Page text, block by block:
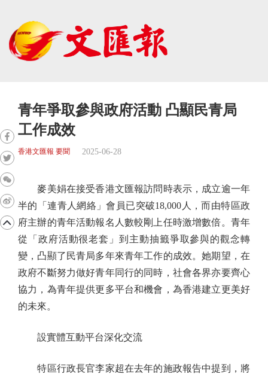
青年爭取參與政府活動 凸顯民青局
工作成效
香港文匯報 要聞 2025-06-28
麥美娟在接受香港文匯報訪問時表示，成立逾一年
半的「連青人網絡」會員已突破18,000人，而由特區政
府主辦的青年活動報名人數較剛上任時激增數倍。青年
從「政府活動很老套」到主動抽籤爭取參與的觀念轉
變，凸顯了民青局多年來青年工作的成效。她期望，在
政府不斷努力做好青年同行的同時，社會各界亦要齊心
協力，為青年提供更多平台和機會，為香港建立更美好
的未來。
設實體互動平台深化交流
特區行政長官李家超在去年的施政報告中提到，將